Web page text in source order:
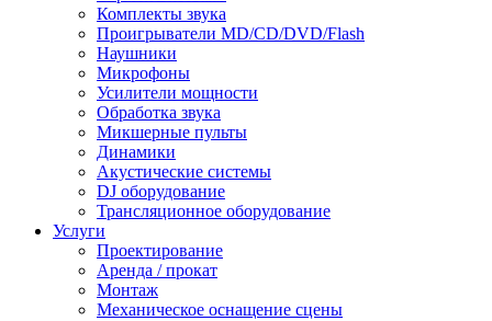
Комплекты звука
Проигрыватели MD/CD/DVD/Flash
Наушники
Микрофоны
Усилители мощности
Обработка звука
Микшерные пульты
Динамики
Акустические системы
DJ оборудование
Трансляционное оборудование
Услуги
Проектирование
Аренда / прокат
Монтаж
Механическое оснащение сцены